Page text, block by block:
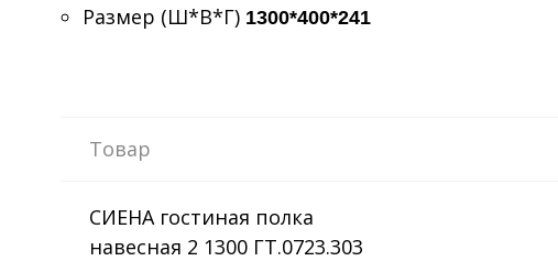
Размер (Ш*В*Г) 1300*400*241
Товар
СИЕНА гостиная полка
навесная 2 1300 ГТ.0723.303